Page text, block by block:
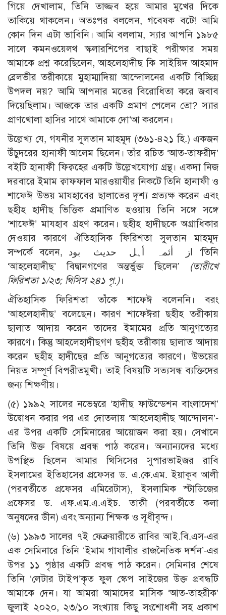
গিয়ে দেখালাম, তিনি তাজ্জব হয়ে আমার মুখের দিকে
তাকিয়ে থাকলেন। অতঃপর বললেন, গবেষক বটে! আমি
কোন দিন এটা ভাবিনি। আমি বললাম, স্যার আপনি ১৯৮৫
সালে কমনওয়েলথ স্কলারশিপের বাছাই পরীক্ষার সময়
আমাকে প্রশ্ন করেছিলেন, আহলেহাদীছ কি সাইয়িদ আহমাদ
ব্রেলভীর তরীকায়ে মুহাম্মাদিয়া আন্দোলনের একটি বিচ্ছিন্ন
উপদল নয়? আমি আপনার মতের বিরোধিতা করে জবাব
দিয়েছিলাম। আজকে তার একটি প্রমাণ পেলেন তো? স্যার
প্রাণখোলা হাসির সাথে আমাকে দো‘আ করলেন।
উল্লেখ্য যে, গযনীর সুলতান মাহমূদ (৩৬১-৪২১ হি.) একজন
উঁচুদরের হানাফী আলেম ছিলেন। তাঁর রচিত ‘আত-তাফরীদ’
বইটি হানাফী ফিক্বহের একটি উল্লেখযোগ্য গ্রন্থ। একদা নিজ
দরবারে ইমাম ক্বাফফাল মারওয়াযীর নিকটে তিনি হানাফী ও
শাফেঈ উভয় মাযহাবের ছালাতের দৃশ্য প্রত্যক্ষ করেন এবং
ছহীহ হাদীছ ভিত্তিক প্রমাণিত হওয়ায় তিনি সঙ্গে সঙ্গে
‘শাফেঈ’ মাযহাব গ্রহণ করেন। ছহীহ হাদীছকে অগ্রাধিকার
দেওয়ার কারণে ঐতিহাসিক ফিরিশতা সুলতান মাহমূদ
সম্পর্কে বলেন, از أئمہ أہل حديث بود ‘তিনি
‘আহলেহাদীছ’ বিদ্বানগণের অন্তর্ভুক্ত ছিলেন’ (তারীখে
ফিরিশতা ১/২৩; থিসিস ২৪১ পৃ.)।
ঐতিহাসিক ফিরিশতা তাঁকে শাফেঈ বলেননি। বরং
‘আহলেহাদীছ’ বলেছেন। কারণ শাফেঈরা ছহীহ তরীকায়
ছালাত আদায় করেন তাদের ইমামের প্রতি আনুগত্যের
কারণে। কিন্তু আহলেহাদীছগণ ছহীহ তরীকায় ছালাত আদায়
করেন ছহীহ হাদীছের প্রতি আনুগত্যের কারণে। উভয়ের
নিয়ত সম্পূর্ণ বিপরীতমুখী। তাই বিষয়টি সত্যসন্ধ ব্যক্তিদের
জন্য শিক্ষণীয়।
(৫) ১৯৯২ সালের নভেম্বরে ‘হাদীছ ফাউন্ডেশন বাংলাদেশ’
উদ্বোধন করার পর এর দোতলায় ‘আহলেহাদীছ আন্দোলন’-
এর উপর একটি সেমিনারের আয়োজন করা হয়। সেখানে
তিনি উক্ত বিষয়ে প্রবন্ধ পাঠ করেন। অন্যান্যদের মধ্যে
উপস্থিত ছিলেন আমার থিসিসের সুপারভাইজর রাবি
ইসলামের ইতিহাসের প্রফেসর ড. এ.কে.এম. ইয়াকূব আলী
(পরবর্তীতে প্রফেসর এমিরেটাস), ইসলামিক স্টাডিজের
প্রফেসর ড. এফ.এম.এ.এইচ. তাক্বী (পরবর্তীতে কলা
অনুষদের ডীন) এবং অন্যান্য শিক্ষক ও সূধীবৃন্দ।
(৬) ১৯৯৩ সালের ৭ই ফেব্রুয়ারীতে রাবির আই.বি.এস-এর
এক সেমিনারে তিনি ‘ইমাম গাযালীর রাজনৈতিক দর্শন’-এর
উপর ১১ পৃষ্ঠার একটি প্রবন্ধ পাঠ করেন। সেমিনার শেষে
তিনি ‘লেটার টাইপ’কৃত ফুল স্কেপ সাইজের উক্ত প্রবন্ধটি
আমাকে দেন। যা আমরা আমাদের মাসিক ‘আত-তাহরীক’
জুলাই ২০২০, ২৩/১০ সংখ্যায় কিছু সংশোধনী সহ প্রকাশ